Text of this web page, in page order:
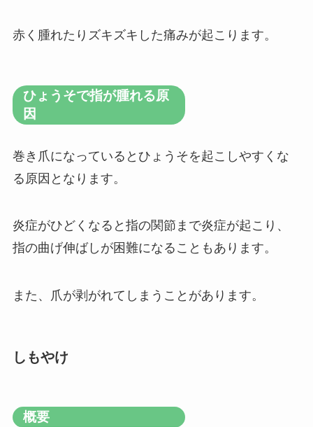
赤く腫れたりズキズキした痛みが起こります。
ひょうそで指が腫れる原
因
巻き爪になっているとひょうそを起こしやすくな
る原因となります。
炎症がひどくなると指の関節まで炎症が起こり、
指の曲げ伸ばしが困難になることもあります。
また、爪が剥がれてしまうことがあります。
しもやけ
概要